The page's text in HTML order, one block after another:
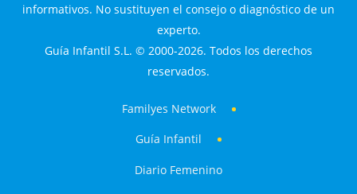
informativos. No sustituyen el consejo o diagnóstico de un
experto.
Guía Infantil S.L. © 2000-2026. Todos los derechos
reservados.
Familyes Network
Guía Infantil
Diario Femenino